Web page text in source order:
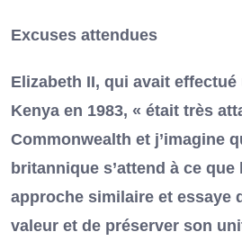
Excuses attendues
Elizabeth II, qui avait effectué
Kenya en 1983, « était très
Commonwealth et j’imagine
britannique s’attend à ce
approche similaire et essaye
valeur et de préserver son